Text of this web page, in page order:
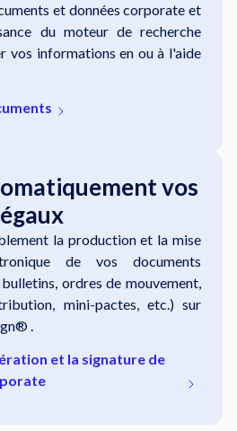
et données corporate et
du moteur de recherche
vos informations en ou à l'aide
vos
la production et la mise
de vos documents
ordres de mouvement,
mini-pactes, etc.) sur
.
et la signature de